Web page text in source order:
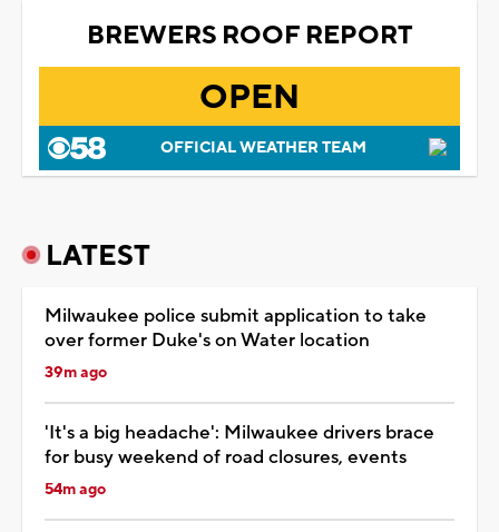
BREWERS ROOF REPORT
OPEN
OFFICIAL WEATHER TEAM
LATEST
Milwaukee police submit application to take
over former Duke's on Water location
39m ago
'It's a big headache': Milwaukee drivers brace
for busy weekend of road closures, events
54m ago